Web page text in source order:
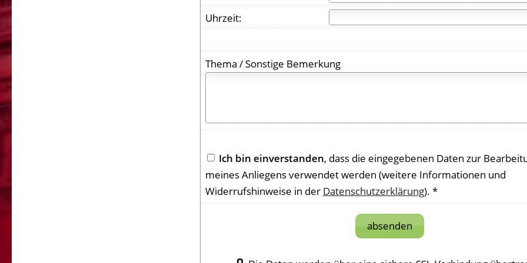
Uhrzeit:
Thema / Sonstige Bemerkung
Ich bin einverstanden, dass die eingegebenen Daten zur
meines Anliegens verwendet werden (weitere Informationen und
Widerrufshinweise in der Datenschutzerklärung). *
absenden